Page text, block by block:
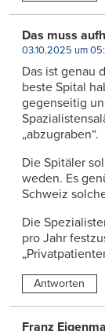
Das muss
03.10.2025 um
Das ist genau
beste Spital
gegenseitig
„abzugraben“.
Die Spitäler
weden. Es
Schweiz
Die
pro Jahr
Antworten
Franz